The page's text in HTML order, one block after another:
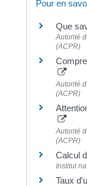
Pour en
Que
Autorité
(ACPR)
Autorité
(ACPR)
Autorité
(ACPR)
Calcul
Institut
Taux